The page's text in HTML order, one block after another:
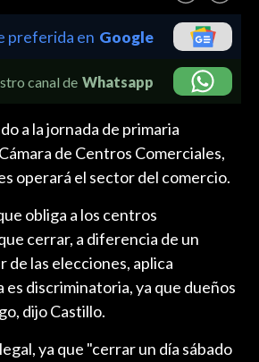
preferida en Google
canal de Whatsapp
a la jornada de primaria
de Centros Comerciales,
operará el sector del comercio.
obliga a los centros
cerrar, a diferencia de un
las elecciones, aplica
discriminatoria, ya que dueños
dijo Castillo.
ya que "cerrar un día sábado